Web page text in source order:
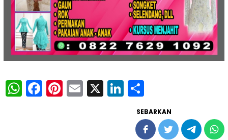
WhatsApp
Facebook
Pinterest
Email
X LinkedIn
SEBARKAN